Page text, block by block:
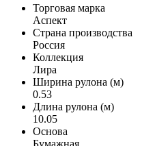
Торговая марка
Аспект
Страна производства
Россия
Коллекция
Лира
Ширина рулона (м)
0.53
Длина рулона (м)
10.05
Основа
Бумажная